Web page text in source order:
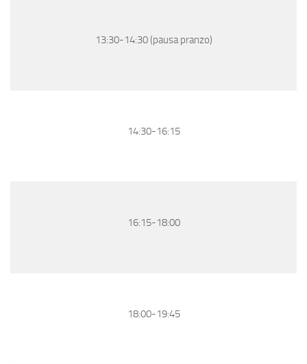
13:30-14:30 (pausa pranzo)
14:30-16:15
16:15-18:00
18:00-19:45